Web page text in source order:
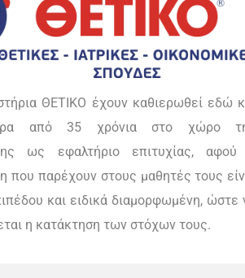
ΘΕΤΙΚΟ έχουν καθιερωθεί εδώ
από 35 χρόνια στο χώρο
ως εφαλτήριο επιτυχίας,
που παρέχουν στους μαθητές τους
και ειδικά διαμορφωμένη, ώστε
η κατάκτηση των στόχων τους.